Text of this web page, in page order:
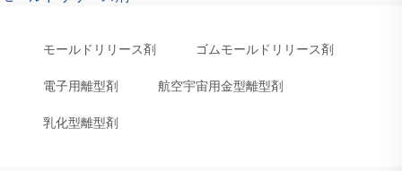
モールドリリース剤 ゴムモールドリリース剤
電子用離型剤 航空宇宙用金型離型剤
乳化型離型剤